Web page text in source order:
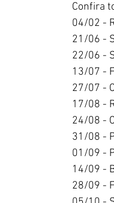
Confira
04/02 -
21/06 -
22/06 -
13/07 -
27/07 -
17/08 -
24/08 -
31/08 -
01/09 -
14/09 -
28/09 -